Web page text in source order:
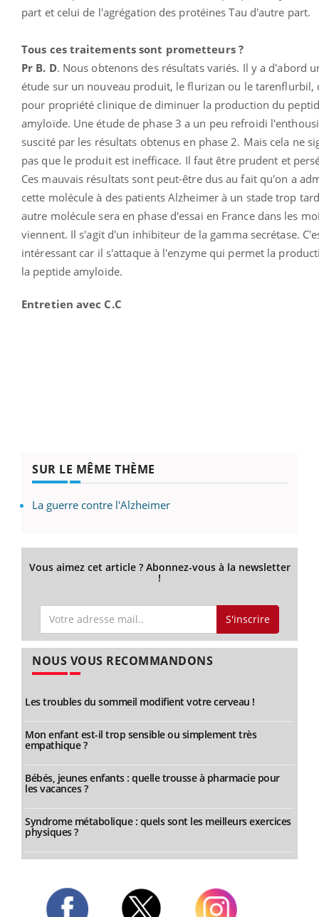
part et celui de l'agrégation des protéines Tau d'autre part.
Tous ces traitements sont prometteurs ?
Pr B. D. Nous obtenons des résultats variés. Il y a d'abord
étude sur un nouveau produit, le flurizan ou le tarenflurbil,
pour propriété clinique de diminuer la production du
amyloïde. Une étude de phase 3 a un peu refroidi
suscité par les résultats obtenus en phase 2. Mais cela ne
pas que le produit est inefficace. Il faut être prudent et
Ces mauvais résultats sont peut-être dus au fait qu'on a
cette molécule à des patients Alzheimer à un stade trop
autre molécule sera en phase d'essai en France dans les
viennent. Il s'agit d'un inhibiteur de la gamma secrétase.
intéressant car il s'attaque à l'enzyme qui permet la
la peptide amyloide.
Entretien avec C.C
SUR LE MÊME THÈME
La guerre contre l'Alzheimer
Vous aimez cet article ? Abonnez-vous à la newsletter
!
S'inscrire
NOUS VOUS RECOMMANDONS
Les troubles du sommeil modifient votre cerveau !
Mon enfant est-il trop sensible ou simplement très
empathique ?
Bébés, jeunes enfants : quelle trousse à pharmacie pour
les vacances ?
Syndrome métabolique : quels sont les meilleurs exercices
physiques ?